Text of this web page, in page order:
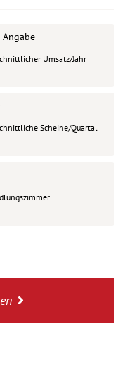
Angabe
Umsatz/Jahr
Scheine/Quartal